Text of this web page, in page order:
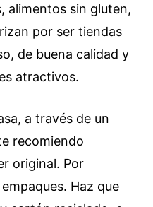
alimentos sin gluten,
por ser tiendas
de buena calidad y
atractivos.
a través de un
recomiendo
original. Por
Haz que